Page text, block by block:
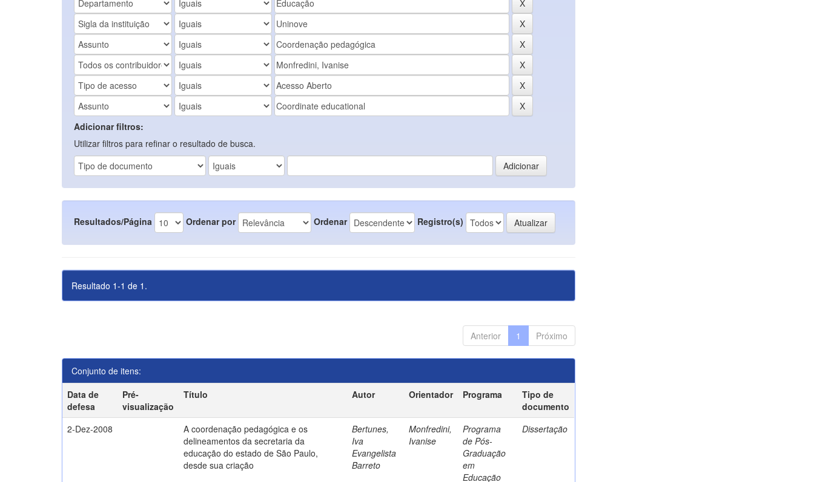
Adicionar filtros:
Utilizar filtros para refinar o resultado de busca.
Resultados/Página Ordenar por Ordenar Registro(s)
Resultado 1-1 de 1.
Anterior 1 Próximo
Conjunto de itens:
Data de
defesa
Pré-
visualização
Título Autor Orientador Programa
Tipo de
documento
2-Dez-2008
A coordenação pedagógica e os
delineamentos da secretaria da
educação do estado de São Paulo,
desde sua criação
Bertunes,
Iva
Evangelista
Barreto
Monfredini,
Ivanise
Programa
de Pós-
Graduação
em
Educação
Dissertação